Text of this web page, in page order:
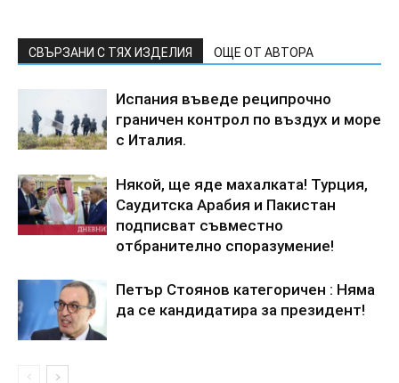
СВЪРЗАНИ С ТЯХ ИЗДЕЛИЯ ОЩЕ ОТ АВТОРА
Испания въведе реципрочно
граничен контрол по въздух и море
с Италия.
Някой, ще яде махалката! Турция,
Саудитска Арабия и Пакистан
подписват съвместно
отбранително споразумение!
Петър Стоянов категоричен : Няма
да се кандидатира за президент!